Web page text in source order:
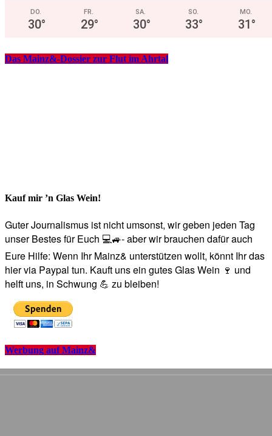
DO.
30°
FR.
29°
SA.
30°
SO.
33°
MO.
31°
Das Mainz&-Dossier zur Flut im Ahrtal
Kauf mir ’n Glas Wein!
Guter Journalismus ist nicht umsonst, wir geben jeden Tag
unser Bestes für Euch 💻🚙- aber wir brauchen dafür auch
Eure Hilfe: Wenn Ihr Mainz& unterstützen wollt, könnt Ihr das
hier via Paypal tun. Kauft uns ein gutes Glas Wein 🍷 und
helft uns, in Schwung 💪 zu bleiben!
Werbung auf Mainz&